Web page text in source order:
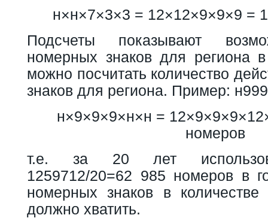
н×н×7×3×3 = 12×12×9×9×9 =
Подсчеты показывают
номерных знаков для региона
можно посчитать количество
знаков для региона. Пример:
н×9×9×9×н×н =
номеров
т.е. за 20 лет
1259712/20=62 985 номеров в
номерных знаков в
должно хватить.